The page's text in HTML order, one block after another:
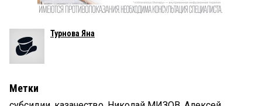
Турнова Яна
Метки